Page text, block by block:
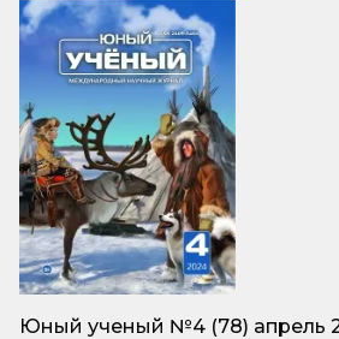
Юный ученый №4 (78) апрель